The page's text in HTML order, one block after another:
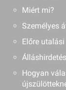
Miért mi?
Személyes
Előre
Álláshirdetés
Hogyan